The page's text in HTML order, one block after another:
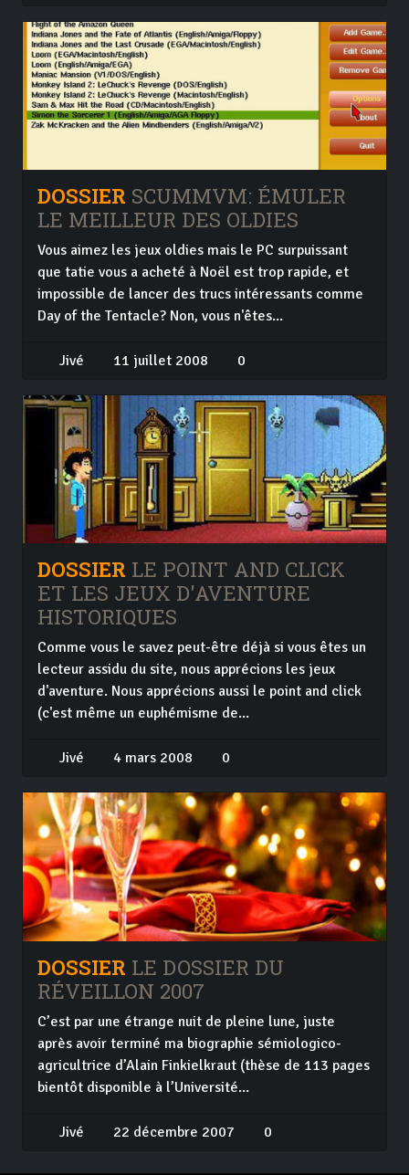
DOSSIER SCUMMVM: ÉMULER
LE MEILLEUR DES OLDIES
Vous aimez les jeux oldies mais le PC surpuissant
que tatie vous a acheté à Noël est trop rapide, et
impossible de lancer des trucs intéressants comme
Day of the Tentacle? Non, vous n'êtes...
Jivé 11 juillet 2008 0
DOSSIER LE POINT AND CLICK
ET LES JEUX D'AVENTURE
HISTORIQUES
Comme vous le savez peut-être déjà si vous êtes un
lecteur assidu du site, nous apprécions les jeux
d'aventure. Nous apprécions aussi le point and click
(c'est même un euphémisme de...
Jivé 4 mars 2008 0
DOSSIER LE DOSSIER DU
RÉVEILLON 2007
C’est par une étrange nuit de pleine lune, juste
après avoir terminé ma biographie sémiologico-
agricultrice d’Alain Finkielkraut (thèse de 113 pages
bientôt disponible à l’Université...
Jivé 22 décembre 2007 0